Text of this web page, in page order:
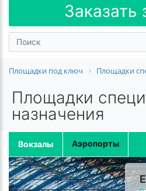
Заказать
Площадки под ключ Площадки
Площадки
назначения
Вокзалы Аэропорты